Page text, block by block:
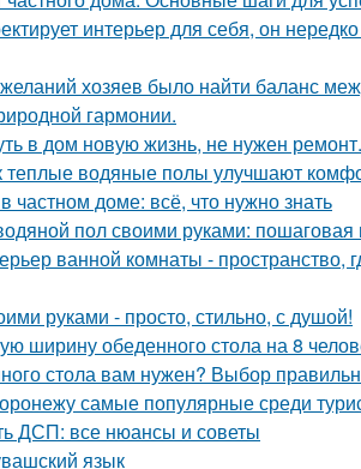
интерьер для себя, он
хозяев было найти баланс
гармонии.
в дом новую жизнь, не нужен ремонт.
теплые водяные полы улучшают
частном доме: всё, что нужно знать
пол своими руками: пошаговая
ванной комнаты - пространство,
руками - просто, стильно, с душой!
ширину обеденного стола на 8
стола вам нужен? Выбор
самые популярные среди
ДСП: все нюансы и советы
язык